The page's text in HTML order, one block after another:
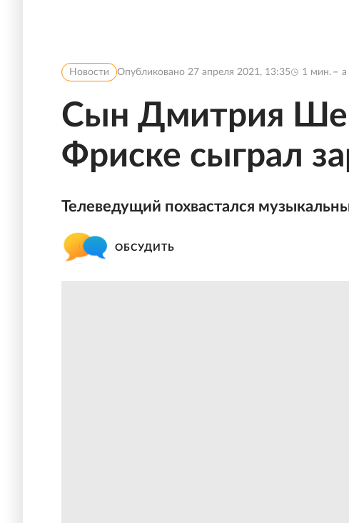
Новости Опубликовано 27 апреля 2021, 13:35 1 мин. a
Сын Дмитрия
Фриске сыграл
Телеведущий похвастался
ОБСУДИТЬ